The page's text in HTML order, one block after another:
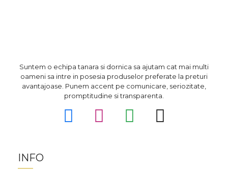
Suntem o echipa tanara si dornica sa ajutam cat mai multi
oameni sa intre in posesia produselor preferate la preturi
avantajoase. Punem accent pe comunicare, seriozitate,
promptitudine si transparenta.
INFO